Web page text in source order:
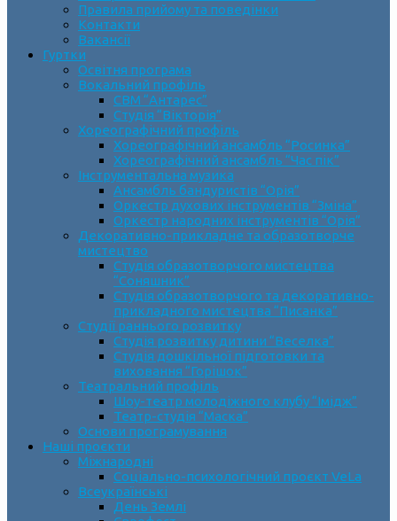
Правила прийому та поведінки
Контакти
Вакансії
Гуртки
Освітня програма
Вокальний профіль
СВМ “Антарес”
Студія “Вікторія”
Хореографічний профіль
Хореографічний ансамбль “Росинка”
Хореографічний ансамбль “Час пік”
Інструментальна музика
Ансамбль бандуристів “Орія”
Оркестр духових інструментів “Зміна”
Оркестр народних інструментів “Орія”
Декоративно-прикладне та образотворче
мистецтво
Cтудія образотворчого мистецтва
“Соняшник”
Студія образотворчого та декоративно-
прикладного мистецтва “Писанка”
Студії раннього розвитку
Студія розвитку дитини “Веселка”
Студія дошкільної підготовки та
виховання “Горішок”
Театральний профіль
Шоу-театр молодіжного клубу “Імідж”
Театр-студія “Маска”
Основи програмування
Наші проєкти
Міжнародні
Соціально-психологічний проєкт VeLa
Всеукраїнські
День Землі